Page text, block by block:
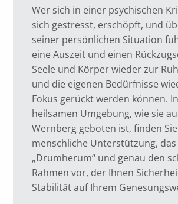
Wer sich in einer psychischen
sich gestresst, erschöpft, und
seiner persönlichen Situation
eine Auszeit und einen
Seele und Körper wieder zur
und die eigenen Bedürfnisse
Fokus gerückt werden können.
heilsamen Umgebung, wie sie
Wernberg geboten ist, finden
menschliche Unterstützung,
„Drumherum“ und genau den
Rahmen vor, der Ihnen
Stabilität auf Ihrem